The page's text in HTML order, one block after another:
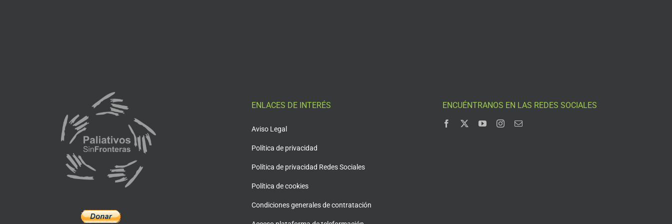
ENLACES DE INTERÉS
Aviso Legal
Política de privacidad
Política de privacidad Redes Sociales
Política de cookies
Condiciones generales de contratación
ENCUÉNTRANOS EN LAS REDES SOCIALES